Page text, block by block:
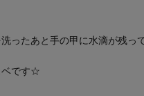
ったあと手の甲に水滴が残
ベです☆